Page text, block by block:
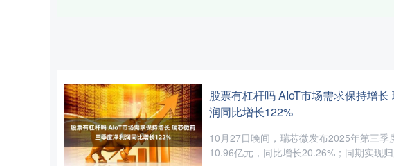
股票有杠杆吗 AIoT市场需求保持增
润同比增长122%
10月27日晚间，瑞芯微发布2025年第三
10.96亿元，同比增长20.26%；同期实现